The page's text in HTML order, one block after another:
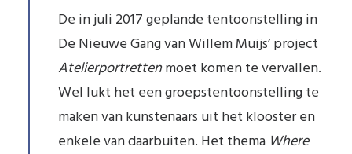
De in juli 2017 geplande tentoonstelling in
De Nieuwe Gang van Willem Muijs’ project
Atelierportrettenmoet komen te vervallen.
Wel lukt het een groepstentoonstelling te
maken van kunstenaars uit het klooster en
enkele van daarbuiten. Het thema Where